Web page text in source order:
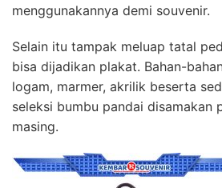
menggunakannya demi souvenir.
Selain itu tampak meluap tatal
bisa dijadikan plakat. Bahan-
logam, marmer, akrilik beserta
seleksi bumbu pandai disamakan
masing.